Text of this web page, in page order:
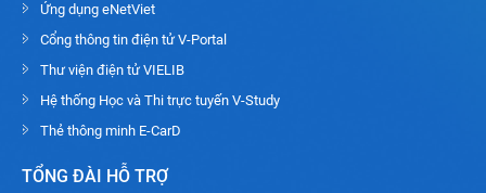
Ứng dụng eNetViet
Cổng thông tin điện tử V-Portal
Thư viện điện tử VIELIB
Hệ thống Học và Thi trực tuyến V-Study
Thẻ thông minh E-CarD
TỔNG ĐÀI HỖ TRỢ